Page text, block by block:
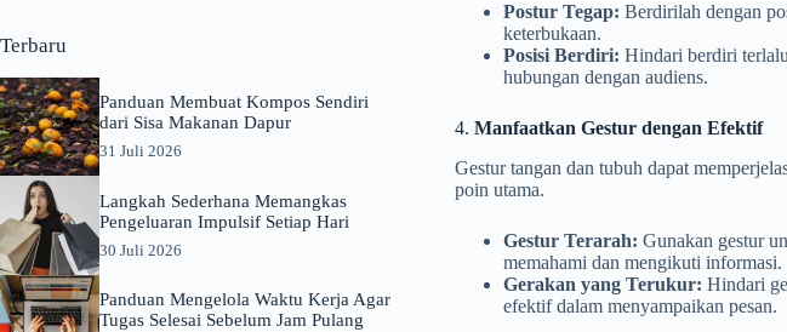
Postur Tegap: Berdirilah dengan
keterbukaan.
Posisi Berdiri: Hindari berdiri
hubungan dengan audiens.
4. Manfaatkan Gestur dengan Efektif
Gestur tangan dan tubuh dapat
poin utama.
Gestur Terarah: Gunakan gestur
memahami dan mengikuti informasi.
Gerakan yang Terukur: Hindari
efektif dalam menyampaikan pesan.
Terbaru
Panduan Membuat Kompos Sendiri
dari Sisa Makanan Dapur
31 Juli 2026
Langkah Sederhana Memangkas
Pengeluaran Impulsif Setiap Hari
30 Juli 2026
Panduan Mengelola Waktu Kerja Agar
Tugas Selesai Sebelum Jam Pulang